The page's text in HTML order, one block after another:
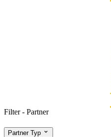
Filter - Partner
Partner Typ